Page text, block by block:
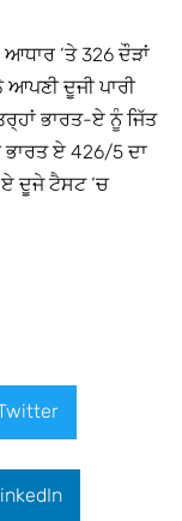
‘ਤੇ 326 ਦੌੜਾਂ
ਦੂਜੀ ਪਾਰੀ
ਭਾਰਤ-ਏ ਨੂੰ ਜਿੱਤ
ਏ 426/5 ਦਾ
ਦੂਜੇ ਟੈਸਟ ‘ਚ